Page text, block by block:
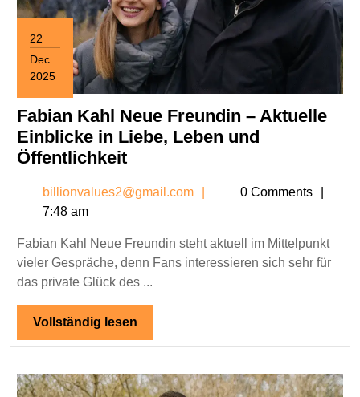
22
Dec
2025
December
22,
2025
Fabian Kahl Neue Freundin – Aktuelle
Einblicke in Liebe, Leben und
ÖffentlichkeitFabian
Neue
–
Aktuelle
Einblicke
in
Liebe,
Leben
und
Öffentlichkeit
billionvalues2@gmail.com
0 Comments
7:48 am
Fabian Kahl Neue Freundin steht aktuell im Mittelpunkt
vieler Gespräche, denn Fans interessieren sich sehr für
das private Glück des ...
Vollständig lesen
lesen